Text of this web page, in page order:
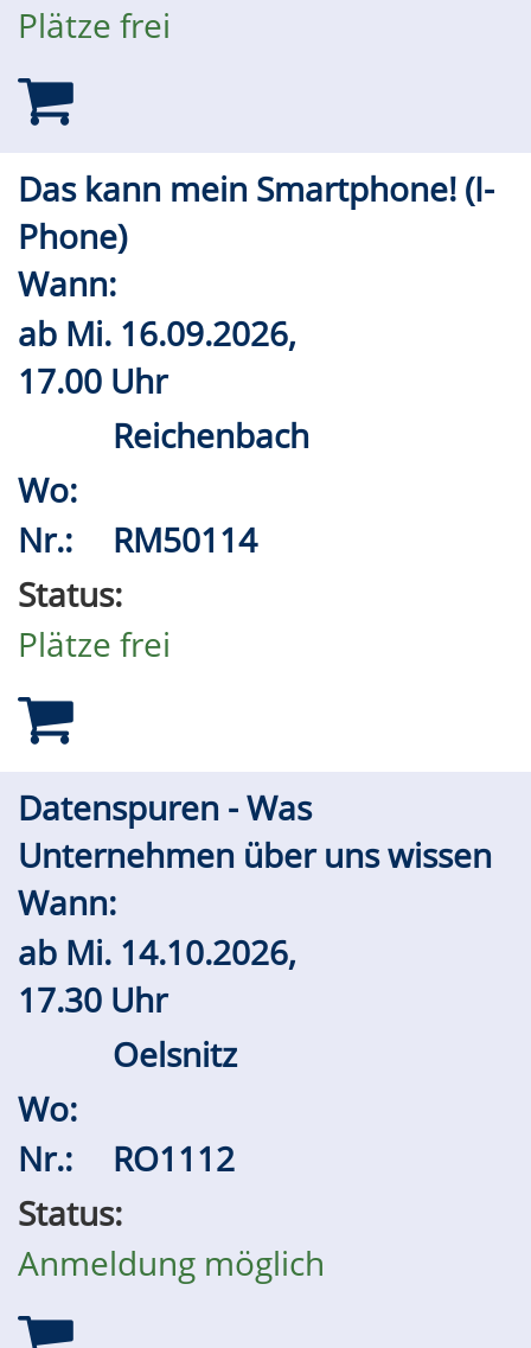
Plätze frei
Das kann mein Smartphone! (I-
Phone)
Wann:
ab Mi. 16.09.2026,
17.00 Uhr
Reichenbach
Wo:
Nr.:
RM50114
Status:
Plätze frei
Datenspuren - Was
Unternehmen über uns wissen
Wann:
ab Mi. 14.10.2026,
17.30 Uhr
Oelsnitz
Wo:
Nr.:
RO1112
Status:
Anmeldung möglich